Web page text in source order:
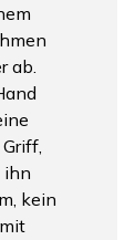
ab.
ihn
kein